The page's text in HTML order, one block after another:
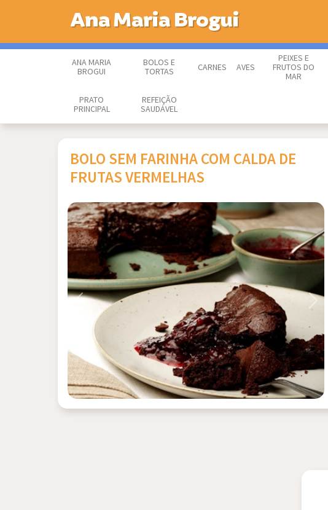
Ana Maria Brogui
ANA MARIA
BROGUI
BOLOS E
TORTAS
CARNES AVES
PEIXES E
FRUTOS DO
MAR
PRATO
PRINCIPAL
REFEIÇÃO
SAUDÁVEL
BOLO SEM FARINHA COM CALDA DE
FRUTAS VERMELHAS
Previous Next